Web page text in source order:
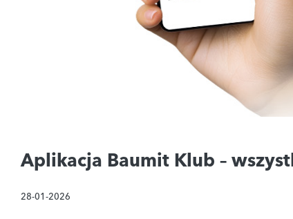
Aplikacja Baumit Klub –
28-01-2026